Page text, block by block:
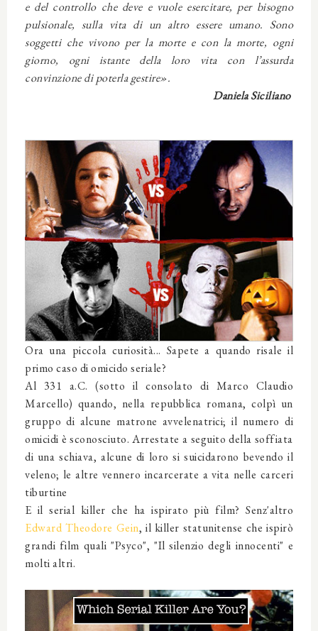
e del controllo che deve e vuole esercitare, per bisogno
pulsionale, sulla vita di un altro essere umano. Sono
soggetti che vivono per la morte e con la morte, ogni
giorno, ogni istante della loro vita con l’assurda
convinzione di poterla gestire».
Daniela Siciliano
Ora una piccola curiosità... Sapete a quando risale il
primo caso di omicido seriale?
Al 331 a.C. (sotto il consolato di Marco Claudio
Marcello) quando, nella repubblica romana, colpì un
gruppo di alcune matrone avvelenatrici; il numero di
omicidi è sconosciuto. Arrestate a seguito della soffiata
di una schiava, alcune di loro si suicidarono bevendo il
veleno; le altre vennero incarcerate a vita nelle carceri
tiburtine
E il serial killer che ha ispirato più film? Senz'altro
Edward Theodore Gein, il killer statunitense che ispirò
grandi film quali "Psyco", "Il silenzio degli innocenti" e
molti altri.